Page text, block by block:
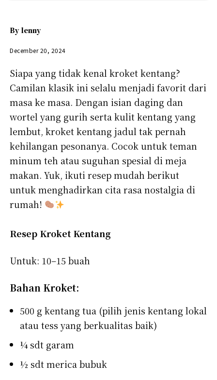
By lenny
December 20, 2024
Siapa yang tidak kenal kroket kentang?
Camilan klasik ini selalu menjadi favorit dari
masa ke masa. Dengan isian daging dan
wortel yang gurih serta kulit kentang yang
lembut, kroket kentang jadul tak pernah
kehilangan pesonanya. Cocok untuk teman
minum teh atau suguhan spesial di meja
makan. Yuk, ikuti resep mudah berikut
untuk menghadirkan cita rasa nostalgia di
rumah!
Resep Kroket Kentang
Untuk: 10–15 buah
Bahan Kroket:
500 g kentang tua (pilih jenis kentang lokal
atau tess yang berkualitas baik)
¼ sdt garam
½ sdt merica bubuk